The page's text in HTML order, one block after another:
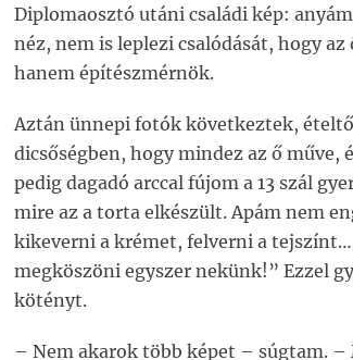
Diplomaosztó utáni családi kép:
néz, nem is leplezi csalódását, hogy
hanem építészmérnök.
Aztán ünnepi fotók következtek,
dicsőségben, hogy mindez az ő
pedig dagadó arccal fújom a 13 szál
mire az a torta elkészült. Apám nem
kikeverni a krémet, felverni a
megköszöni egyszer nekünk!” Ezzel
kötényt.
– Nem akarok több képet – súgtam. –